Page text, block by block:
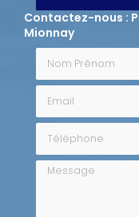
Contactez-nous :
Mionnay
Nom Prénom
Email
Message